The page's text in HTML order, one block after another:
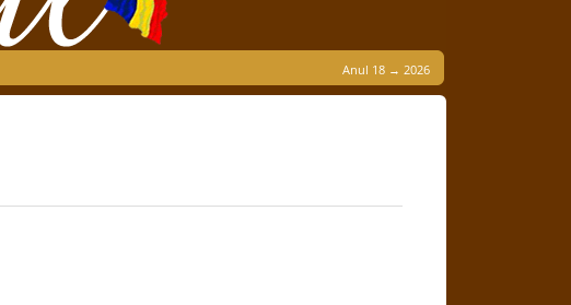
Anul 18 → 2026